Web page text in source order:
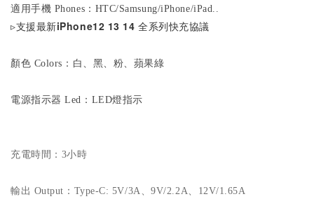
適用手機 Phones：HTC/Samsung/iPhone/iPad..
▹支援最新iPhone12 13 14 全系列快充協議
顏色 Colors：白、黑 、粉、蘋果綠
電源指示器 Led：LED燈指示
充電時間：3小時
輸出 Output： Type-C: 5V/3A、9V/2.2A、12V/1.65A